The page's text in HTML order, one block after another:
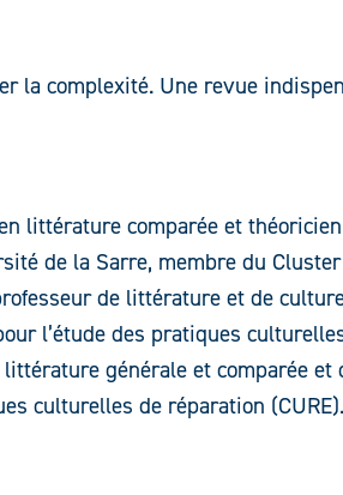
la complexité. Une revue
littérature comparée et
de la Sarre, membre du
de littérature et de
l’étude des pratiques
générale et comparée
culturelles de réparation (CURE).